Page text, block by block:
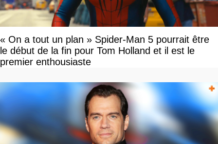
« On a tout un plan » Spider-Man 5 pourrait être
le début de la fin pour Tom Holland et il est le
premier enthousiaste